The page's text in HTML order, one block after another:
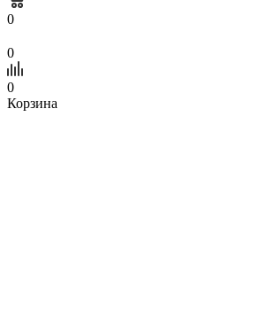
0
0
0
Корзина